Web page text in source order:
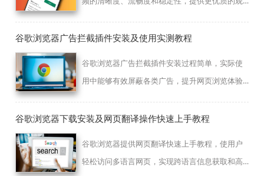
谷歌浏览器广告拦截插件安装及使用实测教程
谷歌浏览器广告拦截插件安装过程简单，实际使
用中能够有效屏蔽各类广告，提升网页浏览体验
谷歌浏览器下载安装及网页翻译操作快速上手教程
谷歌浏览器提供网页翻译快速上手教程，使用户
轻松访问多语言网页，实现跨语言信息获取和高